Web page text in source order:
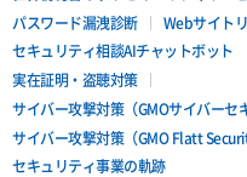
ボリュームデタッチ
パスワード漏洩診断
Webサイト
セキュリティ相談AIチャットボット
実在証明・盗聴対策
サイバー攻撃対策（GMOサイバーセ
サイバー攻撃対策（GMO Flatt
セキュリティ事業の軌跡